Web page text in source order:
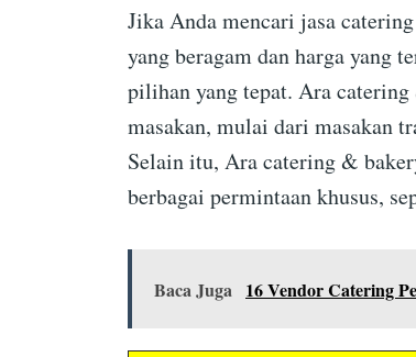
Jika Anda mencari jasa
yang beragam dan harga yang
pilihan yang tepat. Ara
masakan, mulai dari masakan
Selain itu, Ara catering &
berbagai permintaan khusus,
Baca Juga 16 Vendor Catering